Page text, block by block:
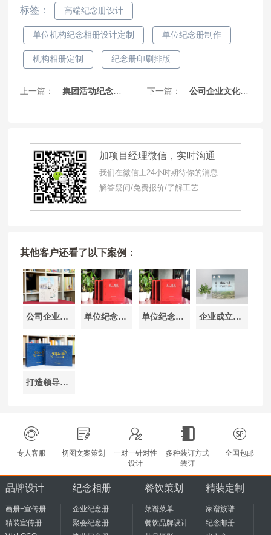
标签： 高端纪念册设计
单位机构纪念相册设计定制 单位纪念册制作
机构相册定制 纪念册印刷排版
上一篇： 集团活动纪念相册制作-定制专属辉煌成就与梦想的见证 下一篇： 公司企业文化画册设计制作-展示企业形象与文化魅力的最佳方式
加项目经理微信，实时沟通
我们在微信上24小时期待你的消息
解答疑问/免费报价/了解工艺
其他客户还看了以下案例：
公司企业文化画册设计制作-展示企业形象与文化魅力的最佳方式 单位纪念册制作-企业单位活动纪念册设计 单位纪念册制作-企业单位活动纪念册设计 企业成立10周年纪念册设计-公司周年活动画册制作
打造领导退休工作纪念册-送领导的退休礼物最佳选择
专人客服 切图文案策划
一对一针对性
设计
多种装订方式
装订
全国包邮
品牌设计
画册+宣传册
精装宣传册
纪念相册
企业纪念册
聚会纪念册
餐饮策划
菜谱菜单
餐饮品牌设计
精装定制
家谱族谱
纪念邮册